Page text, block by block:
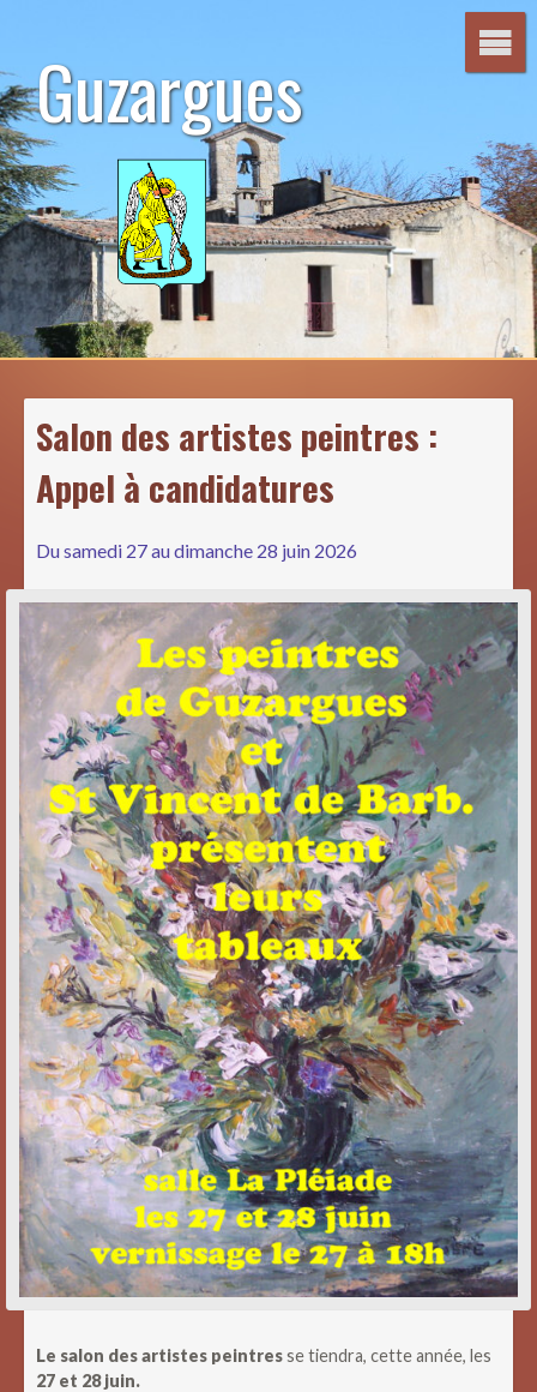
contenuGuzargues
Salon des artistes peintres :
Appel à candidatures
Du samedi 27 au dimanche 28 juin 2026
‌Le salon des artistes peintresse tiendra, cette année, les
27 et 28 juin.